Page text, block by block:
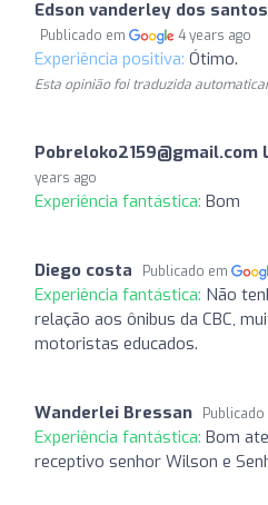
Edson vanderley dos
Publicado em 4 years ago
Experiência positiva: Ótimo.
Esta opinião foi traduzida
Pobreloko2159@gmail.com
years ago
Experiência fantástica: Bom
Diego costa Publicado em
Experiência fantástica: Não
relação aos ônibus da CBC,
motoristas educados.
Wanderlei Bressan Publicado
Experiência fantástica: Bom
receptivo senhor Wilson e